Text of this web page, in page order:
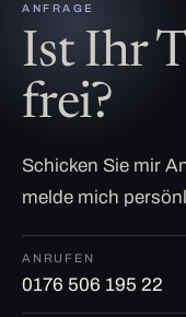
ANFRAGE
Ist Ihr
frei?
Schicken Sie mir
melde mich
ANRUFEN
0176 506 195 22